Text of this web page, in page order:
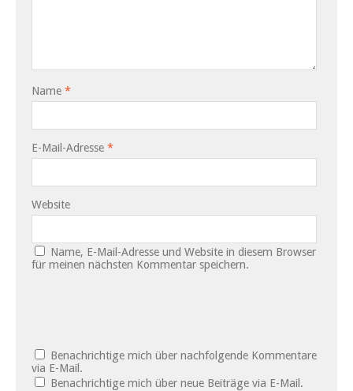
Name *
E-Mail-Adresse *
Website
Name, E-Mail-Adresse und Website in diesem Browser
für meinen nächsten Kommentar speichern.
Benachrichtige mich über nachfolgende Kommentare
via E-Mail.
Benachrichtige mich über neue Beiträge via E-Mail.